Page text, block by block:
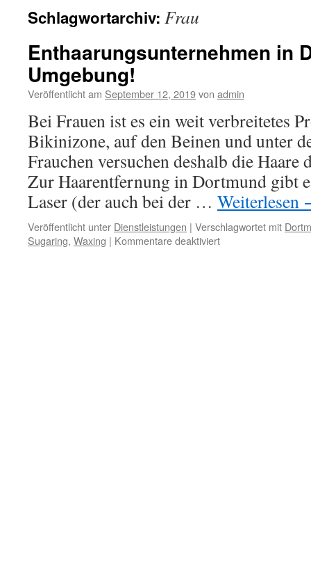
Schlagwortarchiv: Frau
Enthaarungsunternehmen in
Umgebung!
Veröffentlicht am September 12, 2019von admin
Bei Frauen ist es ein weit verbreitetes
Bikinizone, auf den Beinen und unter
Frauchen versuchen deshalb die Haare
Zur Haarentfernung in Dortmund gibt
Laser (der auch bei der … Weiterlesen
Veröffentlicht unter Dienstleistungen | Verschlagwortet mit
Sugaring, Waxing | Kommentare deaktiviertfür